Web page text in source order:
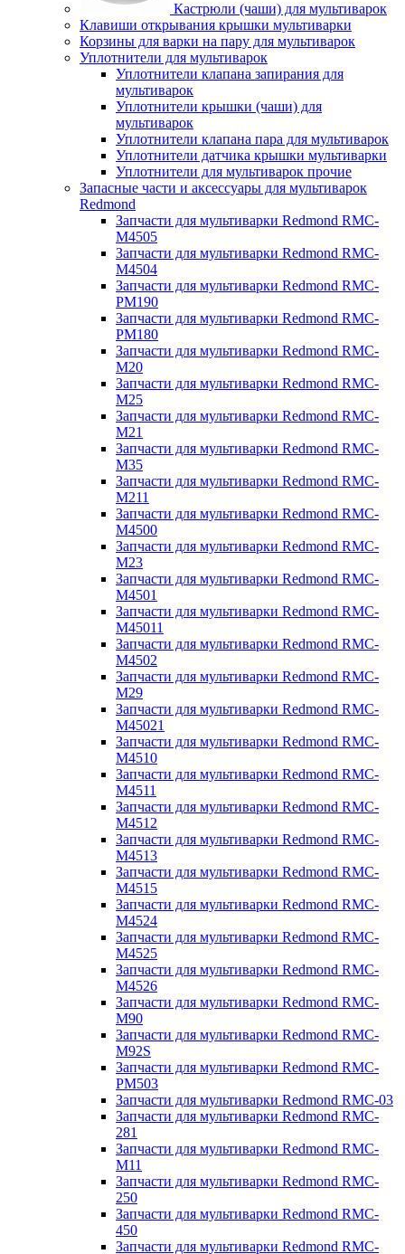
Кастрюли (чаши) для мультиварок
Клавиши открывания крышки мультиварки
Корзины для варки на пару для мультиварок
Уплотнители для мультиварок
Уплотнители клапана запирания для
мультиварок
Уплотнители крышки (чаши) для
мультиварок
Уплотнители клапана пара для мультиварок
Уплотнители датчика крышки мультиварки
Уплотнители для мультиварок прочие
Запасные части и аксессуары для мультиварок
Redmond
Запчасти для мультиварки Redmond RMC-
M4505
Запчасти для мультиварки Redmond RMC-
M4504
Запчасти для мультиварки Redmond RMC-
PM190
Запчасти для мультиварки Redmond RMC-
PM180
Запчасти для мультиварки Redmond RMC-
M20
Запчасти для мультиварки Redmond RMC-
M25
Запчасти для мультиварки Redmond RMC-
M21
Запчасти для мультиварки Redmond RMC-
M35
Запчасти для мультиварки Redmond RMC-
M211
Запчасти для мультиварки Redmond RMC-
M4500
Запчасти для мультиварки Redmond RMC-
M23
Запчасти для мультиварки Redmond RMC-
M4501
Запчасти для мультиварки Redmond RMC-
M45011
Запчасти для мультиварки Redmond RMC-
M4502
Запчасти для мультиварки Redmond RMC-
M29
Запчасти для мультиварки Redmond RMC-
M45021
Запчасти для мультиварки Redmond RMC-
M4510
Запчасти для мультиварки Redmond RMC-
M4511
Запчасти для мультиварки Redmond RMC-
M4512
Запчасти для мультиварки Redmond RMC-
M4513
Запчасти для мультиварки Redmond RMC-
M4515
Запчасти для мультиварки Redmond RMC-
M4524
Запчасти для мультиварки Redmond RMC-
M4525
Запчасти для мультиварки Redmond RMC-
M4526
Запчасти для мультиварки Redmond RMC-
M90
Запчасти для мультиварки Redmond RMC-
M92S
Запчасти для мультиварки Redmond RMC-
PM503
Запчасти для мультиварки Redmond RMC-03
Запчасти для мультиварки Redmond RMC-
281
Запчасти для мультиварки Redmond RMC-
M11
Запчасти для мультиварки Redmond RMC-
250
Запчасти для мультиварки Redmond RMC-
450
Запчасти для мультиварки Redmond RMC-